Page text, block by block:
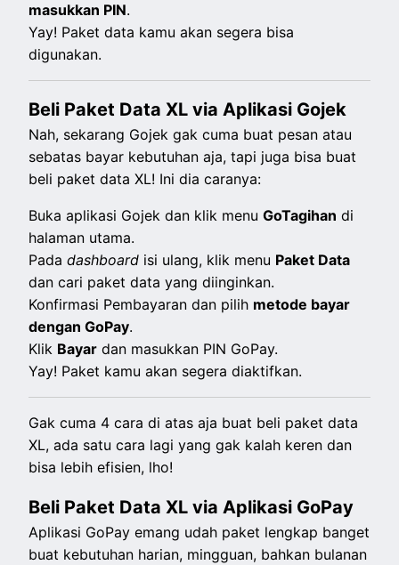
masukkan PIN.
Yay! Paket data kamu akan segera bisa
digunakan.
Beli Paket Data XL via Aplikasi Gojek
Nah, sekarang Gojek gak cuma buat pesan atau
sebatas bayar kebutuhan aja, tapi juga bisa buat
beli paket data XL! Ini dia caranya:
Buka aplikasi Gojek dan klik menuGoTagihan di
halaman utama.
Padadashboard isi ulang, klik menu Paket Data
dan cari paket data yang diinginkan.
Konfirmasi Pembayaran dan pilih metode bayar
dengan GoPay.
Klik Bayar dan masukkan PIN GoPay.
Yay! Paket kamu akan segera diaktifkan.
Gak cuma 4 cara di atas aja buat beli paket data
XL, ada satu cara lagi yang gak kalah keren dan
bisa lebih efisien, lho!
Beli Paket Data XL via Aplikasi GoPay
Aplikasi GoPay emang udah paket lengkap banget
buat kebutuhan harian, mingguan, bahkan bulanan